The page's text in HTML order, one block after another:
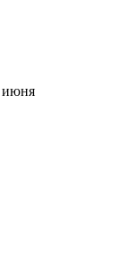
июня